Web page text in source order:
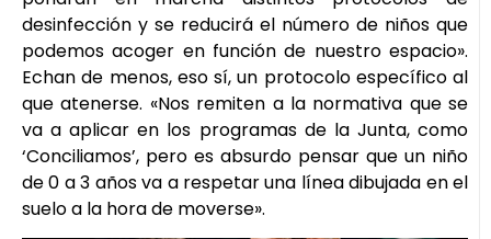
desinfección y se reducirá el número de niños que
podemos acoger en función de nuestro espacio».
Echan de menos, eso sí, un protocolo específico al
que atenerse. «Nos remiten a la normativa que se
va a aplicar en los programas de la Junta, como
‘Conciliamos’, pero es absurdo pensar que un niño
de 0 a 3 años va a respetar una línea dibujada en el
suelo a la hora de moverse».